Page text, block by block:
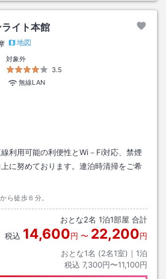
イト本館
地図
対象外
3.5
無線LAN
利用可能の利便性とWi－Fi対応、禁煙
に努めております。連泊時清掃をご希
ら徒歩６分。
おとな2名 1泊1部屋 合計
税込 14,600円 〜 22,200円
おとな1名 (2名1室)｜ 1泊
税込 7,300円〜11,100円